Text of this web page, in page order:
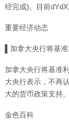
经完成)。目前
重要经济动态
▌加拿大央行将基
加拿大央行将基准
大央行表示，不再
大的货币政策支持。
金色百科